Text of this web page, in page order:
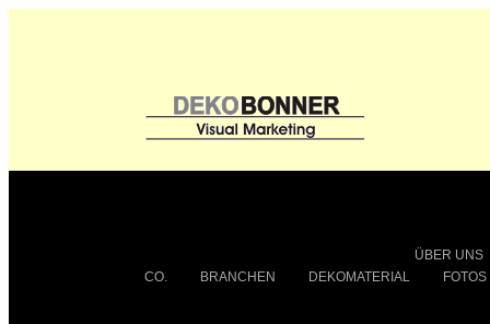
ÜBER UNS
CO.
BRANCHEN DEKOMATERIAL FOTOS